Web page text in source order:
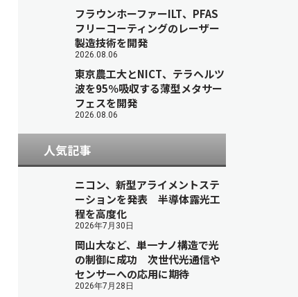
フラウンホーファーILT、PFAS
フリーコーティングのレーザー
製造技術を開発
2026.08.06
東京農工大とNICT、テラヘルツ
波を95％吸収する薄型メタサー
フェスを開発
2026.08.06
人気記事
ニコン、新型アライメントステ
ーションを発表 半導体露光工
程を高度化
2026年7月30日
岡山大など、単一ナノ構造で光
の制御に成功 次世代光通信や
センサーへの応用に期待
2026年7月28日